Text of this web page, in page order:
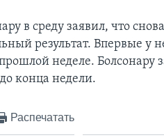
в среду заявил, что
результат. Впервые у
неделе. Болсонару
конца недели.
Распечатать